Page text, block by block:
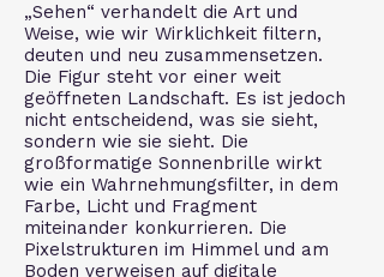
„Sehen“ verhandelt die Art und
Weise, wie wir Wirklichkeit filtern,
deuten und neu zusammensetzen.
Die Figur steht vor einer weit
geöffneten Landschaft. Es ist jedoch
nicht entscheidend, was sie sieht,
sondern wie sie sieht. Die
großformatige Sonnenbrille wirkt
wie ein Wahrnehmungsfilter, in dem
Farbe, Licht und Fragment
miteinander konkurrieren. Die
Pixelstrukturen im Himmel und am
Boden verweisen auf digitale